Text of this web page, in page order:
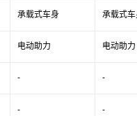
承载式车身 承载式车
电动助力 电动助力
- -
- -